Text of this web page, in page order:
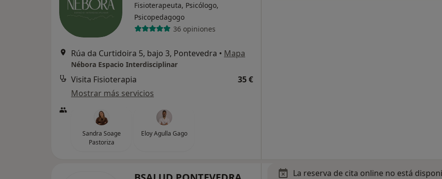
Fisioterapeuta, Psicólogo,
Psicopedagogo
36 opiniones
Rúa da Curtidoira 5, bajo 3, Pontevedra • Mapa
Nébora Espacio Interdisciplinar
Visita Fisioterapia
35 €
Mostrar más servicios
Sandra Soage
Pastoriza
Eloy Agulla Gago
La reserva de cita online no está